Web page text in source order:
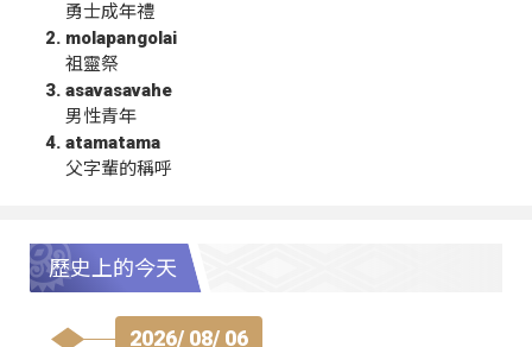
勇士成年禮
molapangolai
祖靈祭
asavasavahe
男性青年
atamatama
父字輩的稱呼
歷史上的今天
2026/ 08/ 06